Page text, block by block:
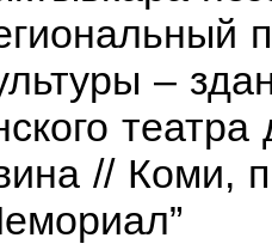
–
// Коми,